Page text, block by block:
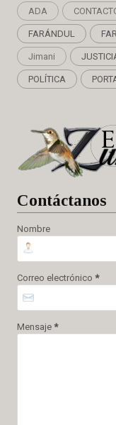
ADA
FARÁNDUL
Jimani
POLÍTICA
Contáctanos
Nombre
Correo electrónico *
Mensaje *